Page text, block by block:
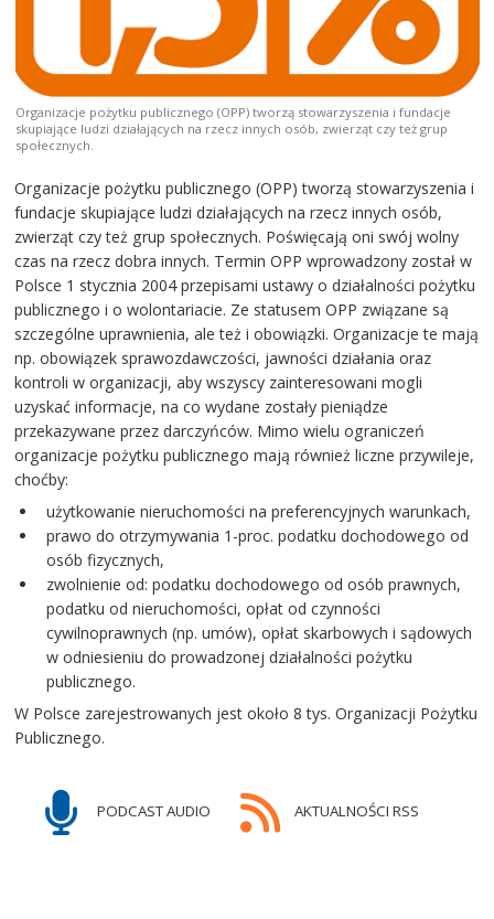
Organizacje pożytku publicznego (OPP) tworzą stowarzyszenia i fundacje
skupiające ludzi działających na rzecz innych osób, zwierząt czy też grup
społecznych.
Organizacje pożytku publicznego (OPP) tworzą stowarzyszenia i
fundacje skupiające ludzi działających na rzecz innych osób,
zwierząt czy też grup społecznych. Poświęcają oni swój wolny
czas na rzecz dobra innych. Termin OPP wprowadzony został w
Polsce 1 stycznia 2004 przepisami ustawy o działalności pożytku
publicznego i o wolontariacie. Ze statusem OPP związane są
szczególne uprawnienia, ale też i obowiązki. Organizacje te mają
np. obowiązek sprawozdawczości, jawności działania oraz
kontroli w organizacji, aby wszyscy zainteresowani mogli
uzyskać informacje, na co wydane zostały pieniądze
przekazywane przez darczyńców. Mimo wielu ograniczeń
organizacje pożytku publicznego mają również liczne przywileje,
choćby:
użytkowanie nieruchomości na preferencyjnych warunkach,
prawo do otrzymywania 1-proc. podatku dochodowego od
osób fizycznych,
zwolnienie od: podatku dochodowego od osób prawnych,
podatku od nieruchomości, opłat od czynności
cywilnoprawnych (np. umów), opłat skarbowych i sądowych
w odniesieniu do prowadzonej działalności pożytku
publicznego.
W Polsce zarejestrowanych jest około 8 tys. Organizacji Pożytku
Publicznego.
PODCAST AUDIO AKTUALNOŚCI RSS